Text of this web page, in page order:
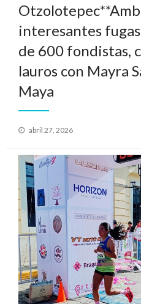
interesantes
de 600 fondistas,
lauros con Mayra
Maya
Publicado
abril 27, 2026